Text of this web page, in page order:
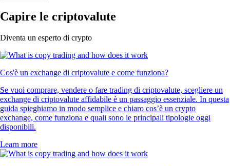
Capire le criptovalute
Diventa un esperto di crypto
Cos'è un exchange di criptovalute e come funziona?
Se vuoi comprare, vendere o fare trading di criptovalute, scegliere un
exchange di criptovalute affidabile è un passaggio essenziale. In questa
guida spieghiamo in modo semplice e chiaro cos’è un crypto
exchange, come funziona e quali sono le principali tipologie oggi
disponibili.
Learn more